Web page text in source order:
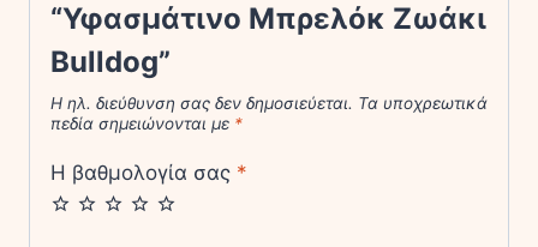
“Υφασμάτινο Μπρελόκ Ζωάκι
Bulldog”
Η ηλ. διεύθυνση σας δεν δημοσιεύεται. Τα υποχρεωτικά
πεδία σημειώνονται με *
Η βαθμολογία σας *